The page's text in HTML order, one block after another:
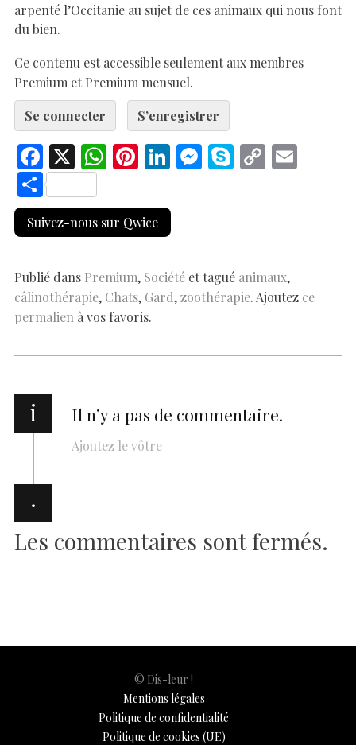
arpenté l’Occitanie au sujet de ces animaux qui nous font
du bien.
Ce contenu est accessible seulement aux membres
Premium et Premium mensuel.
Se connecter
S’enregistrer
F
ac
e
b
o
k
X W
at
s
p
p
Pi
er
es
Li
k
e
n
M
er
S C
n
k
S
h
ar
Suivez-nous sur Qwice
Publié dans Premium, Société et tagué animaux,
câlinothérapie, Chats, Gard,zoothérapie. Ajoutez ce
permalien à vos favoris.
i Il n’y a pas de commentaire.
Ajoutez le vôtre
·
Les commentaires sont fermés.
© Dis-leur !
Mentions légales
Politique de confidentialité
Politique de cookies (UE)